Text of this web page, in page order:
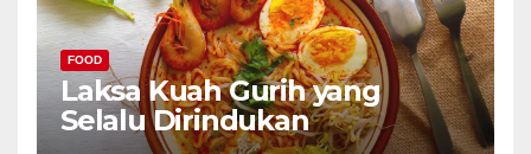
FOOD
Laksa Kuah Gurih yang
Selalu Dirindukan